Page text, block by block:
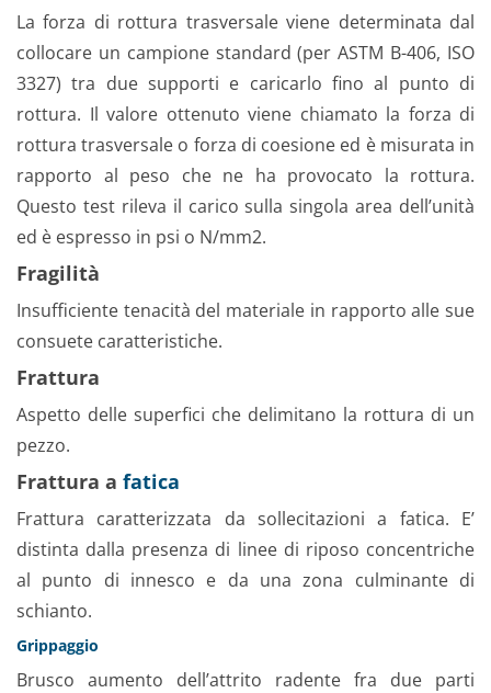
La forza di rottura trasversale viene determinata dal
collocare un campione standard (per ASTM B-406, ISO
3327) tra due supporti e caricarlo fino al punto di
rottura. Il valore ottenuto viene chiamato la forza di
rottura trasversale o forza di coesione ed è misurata in
rapporto al peso che ne ha provocato la rottura.
Questo test rileva il carico sulla singola area dell’unità
ed è espresso in psi o N/mm2.
Fragilità
Insufficiente tenacità del materiale in rapporto alle sue
consuete caratteristiche.
Frattura
Aspetto delle superfici che delimitano la rottura di un
pezzo.
Frattura a fatica
Frattura caratterizzata da sollecitazioni a fatica. E’
distinta dalla presenza di linee di riposo concentriche
al punto di innesco e da una zona culminante di
schianto.
Grippaggio
Brusco aumento dell’attrito radente fra due parti